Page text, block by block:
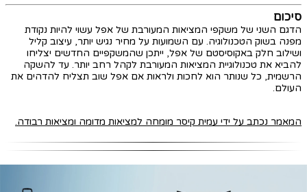
סיכום
הדגם השני של משקפי המציאות המעורבת של אפל עשוי להיות נקודת
מפנה בשוק הטכנולוגיה. עם השמועות על מחיר נגיש יותר, עיצוב קליל
ושילוב חלק באקוסיסטם של אפל, ייתכן שהמשקפיים החדשים יצליחו
להביא את טכנולוגיית המציאות המעורבת לקהל רחב יותר. עד להשקה
הרשמית, כל שנותר הוא לחכות ולראות אם אפל שוב תצליח להדהים את
העולם.
המאמר נכתב על ידי עמית קיסר מומחה למציאות מדומה ומציאות רבודה.